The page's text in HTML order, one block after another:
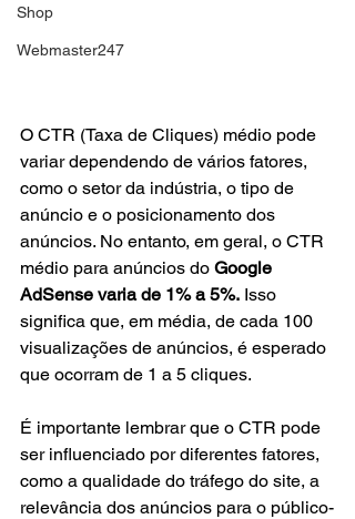
Shop
Webmaster247
O CTR (Taxa de Cliques) médio pode
variar dependendo de vários fatores,
como o setor da indústria, o tipo de
anúncio e o posicionamento dos
anúncios. No entanto, em geral, o CTR
médio para anúncios do Google
AdSense varia de 1% a 5%. Isso
significa que, em média, de cada 100
visualizações de anúncios, é esperado
que ocorram de 1 a 5 cliques.
É importante lembrar que o CTR pode
ser influenciado por diferentes fatores,
como a qualidade do tráfego do site, a
relevância dos anúncios para o público-